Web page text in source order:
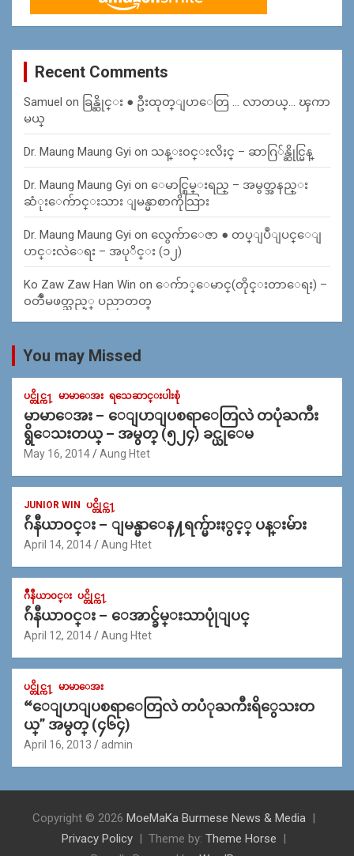
Recent Comments
Samuel on ခြန္ဆိုင္း ● ဦးထုတ္ျပာေတြ … လာတယ္… ၾကာ
မယ္
Dr. Maung Maung Gyi on သန္း၀င္းလိႈင္ – ဆာဂြ်န္ဆိုင္မြန္
Dr. Maung Maung Gyi on ေမာင္စြမ္းရည္ – အမွတ္အနည္း
ဆံုးေက်ာင္းသား ျမန္မာစာကိုသြား
Dr. Maung Maung Gyi on လွေက်ာေဇာ ● တပ္ျပဳျပင္ေျ
ပာင္းလဲေရး – အပုိင္း (၁၂)
Ko Zaw Zaw Han Win on ေက်ာ္ေမာင္(တိုင္းတာေရး) –
၀တၳဳမဖတ္သည့္ ပညာတတ္
You may Missed
ပင္တိုင္က႑ မာမာေအး ရသေဆာင္းပါးစုံ
မာမာေအး – ေျပာျပစရာေတြလဲ တပုံႀကီး
ရွိေသးတယ္ – အမွတ္ (၅၂၄) ခင္ယုေမ
May 16, 2014 Aung Htet
JUNIOR WIN ပင္တိုင္က႑
ဂ်ဴနီယာ၀င္း – ျမန္မာေန႔ရက္မ်ားႏွင့္ ပန္းမ်ား
April 14, 2014 Aung Htet
ဂ်ဳနီယာ၀င္း ပင္တိုင္က႑
ဂ်ဴနီယာ၀င္း – ေအာင္ခ်မ္းသာပုုံျပင္
April 12, 2014 Aung Htet
ပင္တိုင္က႑ မာမာေအး
“ေျပာျပစရာေတြလဲ တပံုႀကီးရိွေသးတ
ယ္” အမွတ္ (၄၆၄)
April 16, 2013 admin
Copyright © 2026 MoeMaKa Burmese News & Media
Privacy Policy
Theme by: Theme Horse